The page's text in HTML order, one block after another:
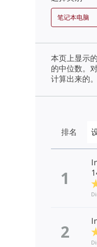
笔记本电脑
本页上显示
的中位数。
计算出来的。
排名
1
2